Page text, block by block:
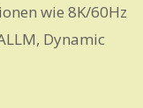
wie 8K/60Hz
Dynamic